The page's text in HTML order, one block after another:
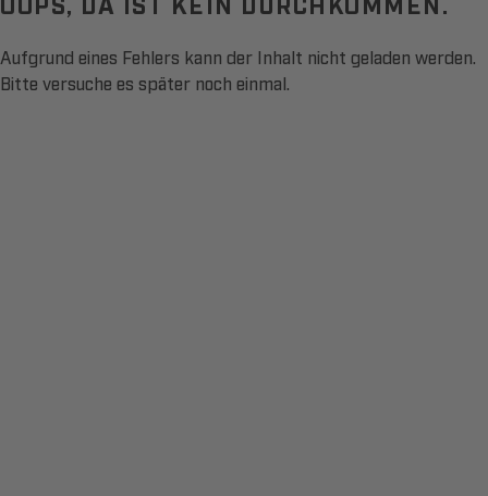
Aufgrund eines Fehlers kann der Inhalt nicht geladen werden.
Bitte versuche es später noch einmal.